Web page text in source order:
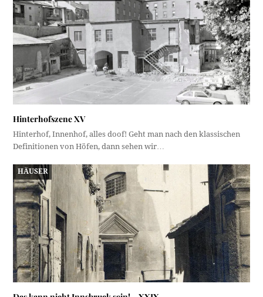
Hinterhofszene XV
Hinterhof, Innenhof, alles doof! Geht man nach den klassischen
Definitionen von Höfen, dann sehen wir…
HÄUSER